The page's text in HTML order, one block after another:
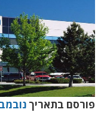
פורסם בתאריך נובמבר 29,